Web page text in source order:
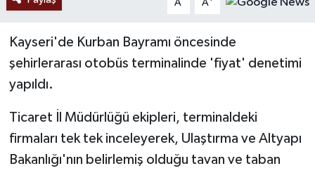
A A
Kayseri'de Kurban Bayramı öncesinde
şehirlerarası otobüs terminalinde 'fiyat' denetimi
yapıldı.
Ticaret İl Müdürlüğü ekipleri, terminaldeki
firmaları tek tek inceleyerek, Ulaştırma ve Altyapı
Bakanlığı'nın belirlemiş olduğu tavan ve taban